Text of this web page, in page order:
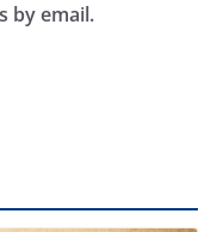
by email.